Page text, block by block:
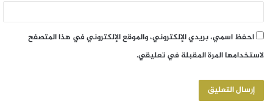
احفظ اسمي، بريدي الإلكتروني، والموقع الإلكتروني في هذا المتصفح
لاستخدامها المرة المقبلة في تعليقي.